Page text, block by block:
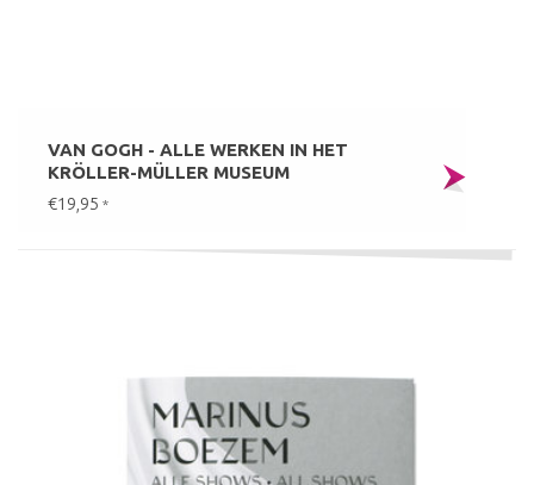
VAN GOGH - ALLE WERKEN IN HET
KRÖLLER-MÜLLER MUSEUM
€19,95 *